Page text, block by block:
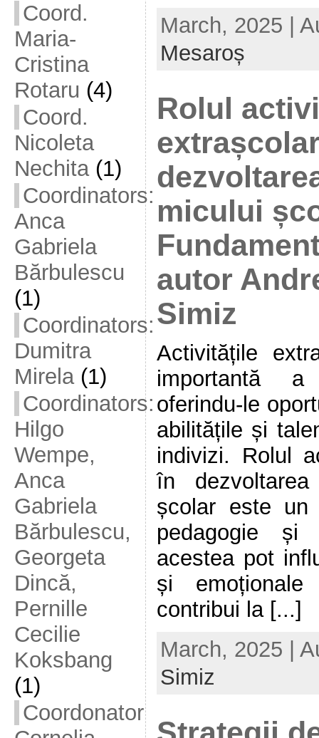
Coord.
Maria-
Cristina
Rotaru (4)
Coord.
Nicoleta
Nechita(1)
Coordinators:
Anca
Gabriela
Bărbulescu
(1)
Coordinators:
Dumitra
Mirela(1)
Coordinators:
Hilgo
Wempe,
Anca
Gabriela
Bărbulescu,
Georgeta
Dincă,
Pernille
Cecilie
Koksbang
(1)
Coordonator
March, 2025 |
Mesaroș
Rolul
micului
autor
Simiz
Activitățile
importantă a
oferindu-le
abilitățile și
indivizi. Rolul
în
școlar este
pedagogie și
acestea pot
și
contribui la [...]
March, 2025 |
Simiz